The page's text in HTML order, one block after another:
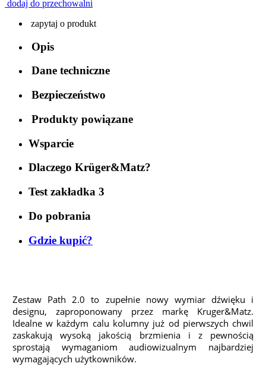
dodaj do przechowalni
zapytaj o produkt
Opis
Dane techniczne
Bezpieczeństwo
Produkty powiązane
Wsparcie
Dlaczego Krüger&Matz?
Test zakładka 3
Do pobrania
Gdzie kupić?
Zestaw Path 2.0 to zupełnie nowy wymiar dźwięku i
designu, zaproponowany przez markę Kruger&Matz.
Idealne w każdym calu kolumny już od pierwszych chwil
zaskakują wysoką jakością brzmienia i z pewnością
sprostają wymaganiom audiowizualnym najbardziej
wymagających użytkowników.